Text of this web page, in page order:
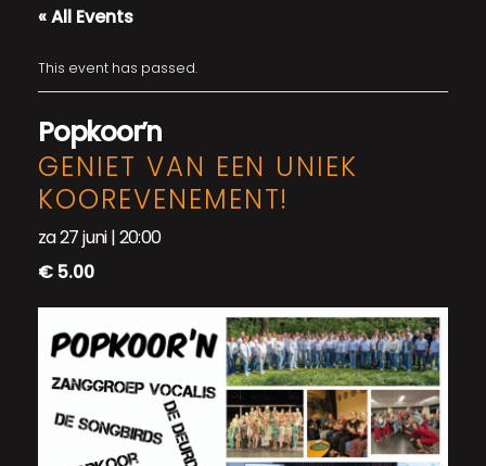
« All Events
This event has passed.
Popkoor’n
GENIET VAN EEN UNIEK
KOOREVENEMENT!
za 27 juni | 20:00
€ 5.00